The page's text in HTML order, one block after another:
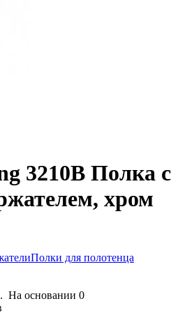
3210B Полка с
хром
Полки для полотенца
На основании 0